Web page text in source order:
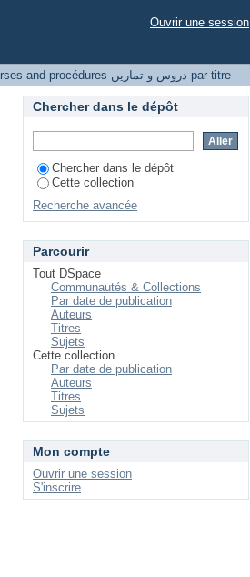
Ouvrir une session
Parcourir Courses and procédures دروس و تمارين par titre
Chercher dans le dépôt
Chercher dans le dépôt
Cette collection
Recherche avancée
Parcourir
Tout DSpace
Communautés & Collections
Par date de publication
Auteurs
Titres
Sujets
Cette collection
Par date de publication
Auteurs
Titres
Sujets
Mon compte
Ouvrir une session
S'inscrire